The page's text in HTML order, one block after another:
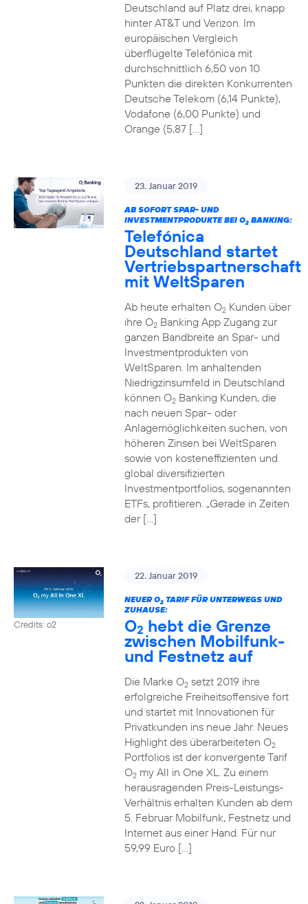
Deutschland auf Platz drei, knapp
hinter AT&T und Verizon. Im
europäischen Vergleich
überflügelte Telefónica mit
durchschnittlich 6,50 von 10
Punkten die direkten Konkurrenten
Deutsche Telekom (6,14 Punkte),
Vodafone (6,00 Punkte) und
Orange (5,87 […]
23. Januar 2019
AB SOFORT SPAR- UND
INVESTMENTPRODUKTE BEI O2BANKING:
Telefónica
Deutschland startet
Vertriebspartnerschaft
mit WeltSparen
Ab heute erhalten O2Kunden über
ihre O2Banking App Zugang zur
ganzen Bandbreite an Spar- und
Investmentprodukten von
WeltSparen. Im anhaltenden
Niedrigzinsumfeld in Deutschland
können O2Banking Kunden, die
nach neuen Spar- oder
Anlagemöglichkeiten suchen, von
höheren Zinsen bei WeltSparen
sowie von kosteneffizienten und
global diversifizierten
Investmentportfolios, sogenannten
ETFs, profitieren. „Gerade in Zeiten
der […]
Credits: o2
22. Januar 2019
NEUER O2TARIF FÜR UNTERWEGS UND
ZUHAUSE:
O2 hebt die Grenze
zwischen Mobilfunk-
und Festnetz auf
Die Marke O2setzt 2019 ihre
erfolgreiche Freiheitsoffensive fort
und startet mit Innovationen für
Privatkunden ins neue Jahr. Neues
Highlight des überarbeiteten O2
Portfolios ist der konvergente Tarif
O2my All in One XL. Zu einem
herausragenden Preis-Leistungs-
Verhältnis erhalten Kunden ab dem
5. Februar Mobilfunk, Festnetz und
Internet aus einer Hand. Für nur
59,99 Euro […]